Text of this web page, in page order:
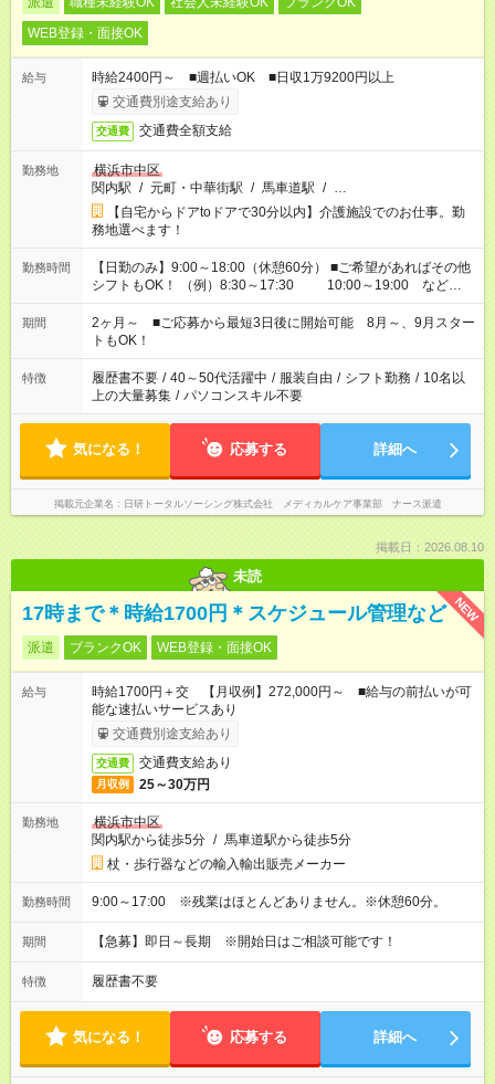
WEB登録・面接OK
給与
時給2400円～ ■週払いOK ■日収1万9200円以上
交通費別途支給あり
交通費 交通費全額支給
勤務地
横浜市中区
関内駅 / 元町・中華街駅 / 馬車道駅 / …
【自宅からドアtoドアで30分以内】介護施設でのお仕事。勤
務地選べます！
勤務時間
【日勤のみ】9:00～18:00（休憩60分） ■ご希望があればその他
シフトもOK！ （例）8:30～17:30 10:00～19:00 など
「家族とお休みを合わせたい」 「できれば残業はしたくない」
など、あなたのご希望に沿ったお仕事をご紹介します！ ※Wワ
ーク希望の方へ 今ご覧のお仕事で希望する勤務時間と、もう1つ
のお仕事の勤務時間。 合計で週40時間を超える場合は応募でき
ません
期間
2ヶ月～ ■ご応募から最短3日後に開始可能 8月～、9月スター
トもOK！
特徴 履歴書不要 / 40～50代活躍中 / 服装自由 / シフト勤務 / 10名以
上の大量募集 / パソコンスキル不要
気になる！ 応募する 詳細へ
掲載元企業名 日研トータルソーシング株式会社 メディカルケア事業部 ナース派遣
掲載日：2026.08.10
未読
NEW
17時まで＊時給1700円＊スケジュール管理など
派遣 ブランクOK WEB登録・面接OK
給与
時給1700円＋交 【月収例】272,000円～ ■給与の前払いが可
能な速払いサービスあり
交通費別途支給あり
交通費 交通費支給あり
月収例 25～30万円
勤務地
横浜市中区
関内駅から徒歩5分 / 馬車道駅から徒歩5分
杖・歩行器などの輸入輸出販売メーカー
勤務時間 9:00～17:00 ※残業はほとんどありません。※休憩60分。
期間 【急募】即日～長期 ※開始日はご相談可能です！
特徴 履歴書不要
気になる！ 応募する 詳細へ